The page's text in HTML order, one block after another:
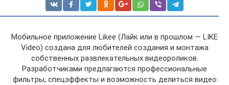
Мобильное приложение Likee (Лайк или в прошлом — LIKE
Video) создана для любителей создания и монтажа
собственных развлекательных видеороликов.
Разработчиками предлагаются профессиональные
фильтры, спецэффекты и возможность делиться видео